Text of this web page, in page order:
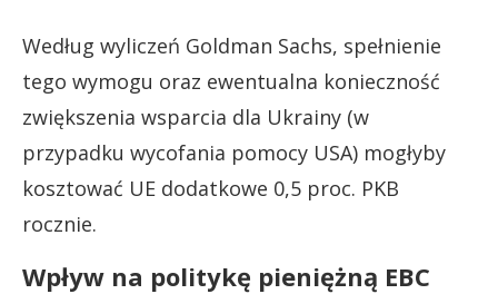
Według wyliczeń Goldman Sachs, spełnienie
tego wymogu oraz ewentualna konieczność
zwiększenia wsparcia dla Ukrainy (w
przypadku wycofania pomocy USA) mogłyby
kosztować UE dodatkowe 0,5 proc. PKB
rocznie.
Wpływ na politykę pieniężną EBC